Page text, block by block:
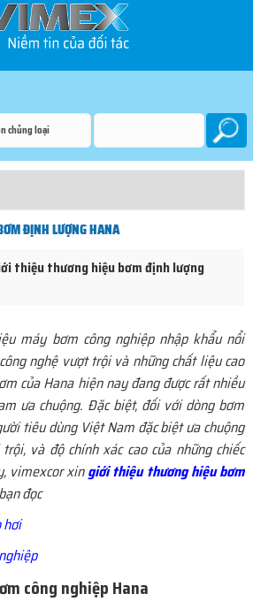
ĐỊNH LƯỢNG HANA
thiệu thương hiệu bơm định lượng
máy bơm công nghiệp nhập khẩu nổi
nghệ vượt trội và những chất liệu cao
của Hana hiện nay đang được rất nhiều
ưa chuộng. Đặc biệt, đối với dòng bơm
tiêu dùng Việt Nam đặc biệt ưa chuộng
và độ chính xác cao của những chiếc
vimexcor xingiới thiệu thương hiệu bơm
đọc
hơi
công nghiệp Hana